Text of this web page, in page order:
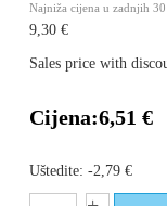
Najniža cijena u zadnjih 30
9,30 €
Sales price with
Cijena:6,51 €
Uštedite: -2,79 €